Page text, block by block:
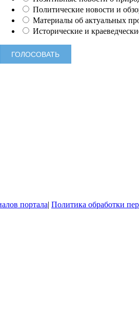
Политические новости и
Материалы об актуальных
Исторические и
портала| Политика обработки